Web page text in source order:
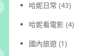
哈妮日常 (43)
哈妮看電影 (4)
國內旅遊 (1)